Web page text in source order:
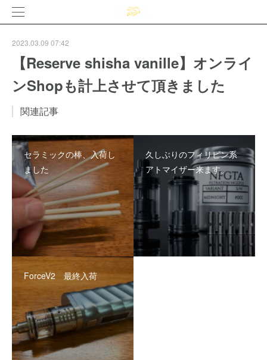
2023.03.09 07:42
【Reserve shisha vanille】オンライ
ンShopも計上させて頂きました
関連記事
セラミックの棒、入荷し
ました
久しぶりのフィリピン系
アトマイザー来ます。
ForceV2 最終入荷